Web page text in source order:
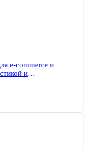
e-commerce и
и